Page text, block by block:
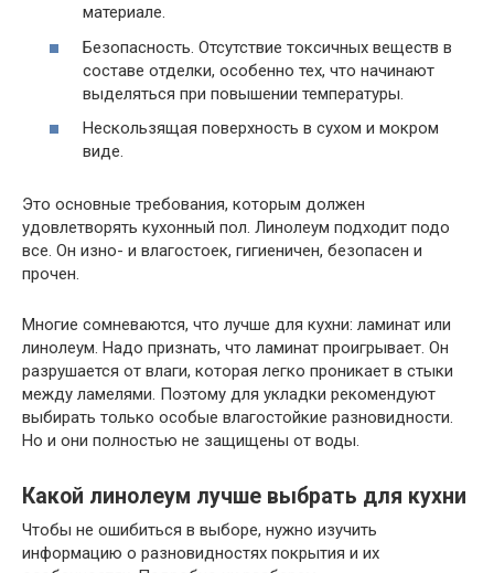
материале.
Безопасность. Отсутствие токсичных веществ в
составе отделки, особенно тех, что начинают
выделяться при повышении температуры.
Нескользящая поверхность в сухом и мокром
виде.
Это основные требования, которым должен
удовлетворять кухонный пол. Линолеум подходит подо
все. Он изно- и влагостоек, гигиеничен, безопасен и
прочен.
Многие сомневаются, что лучше для кухни: ламинат или
линолеум. Надо признать, что ламинат проигрывает. Он
разрушается от влаги, которая легко проникает в стыки
между ламелями. Поэтому для укладки рекомендуют
выбирать только особые влагостойкие разновидности.
Но и они полностью не защищены от воды.
Какой линолеум лучше выбрать для кухни
Чтобы не ошибиться в выборе, нужно изучить
информацию о разновидностях покрытия и их